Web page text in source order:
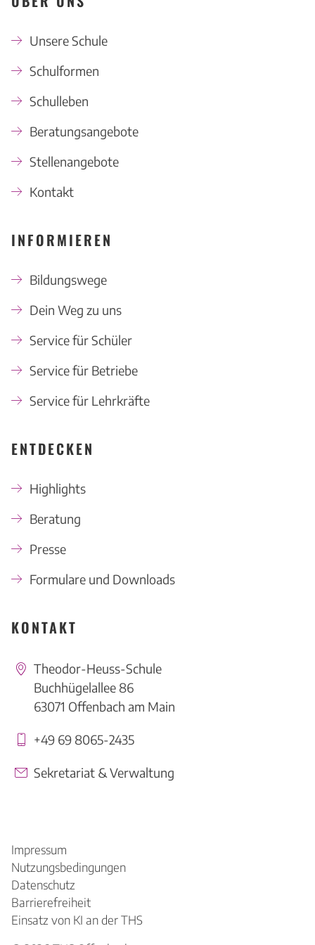
Unsere Schule
Schulformen
Schulleben
Beratungsangebote
Stellenangebote
Kontakt
INFORMIEREN
Bildungswege
Dein Weg zu uns
Service für Schüler
Service für Betriebe
Service für Lehrkräfte
ENTDECKEN
Highlights
Beratung
Presse
Formulare und Downloads
KONTAKT
Theodor-Heuss-Schule
Buchhügelallee 86
63071 Offenbach am Main
+49 69 8065-2435
Sekretariat & Verwaltung
Impressum
Nutzungsbedingungen
Datenschutz
Barrierefreiheit
Einsatz von KI an der THS